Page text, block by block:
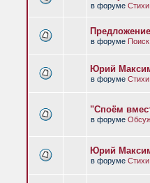
в форуме Стихи
в форуме
Юрий
в форуме Стихи
"Споём
в форуме
Юрий
в форуме Стихи